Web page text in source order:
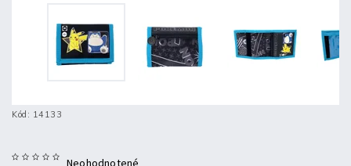
Kód: 14133